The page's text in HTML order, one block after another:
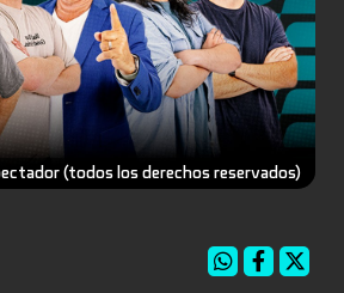
(todos los derechos reservados)